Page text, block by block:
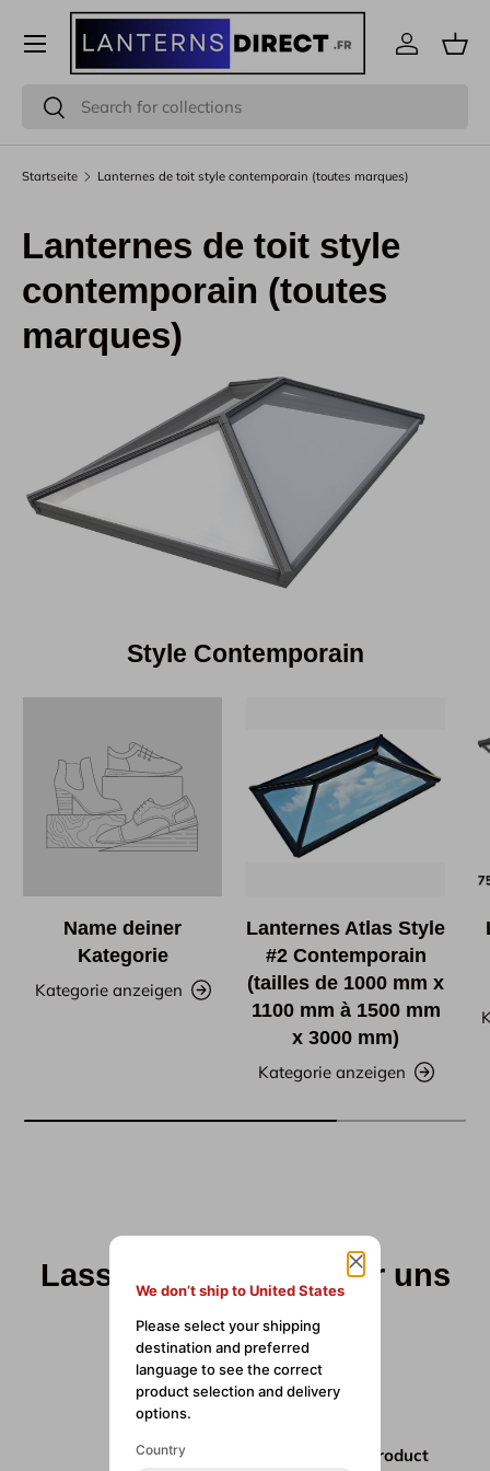
Direkt zum Inhalt
Suchen
Suchen
Einloggen
Menü
Startseite Lanternes de toit style contemporain (toutes marques)
Lanternes de toit style
contemporain (toutes
marques)
Style Contemporain
Name deiner
Kategorie
Kategorie anzeigen
Lanternes Atlas Style
#2 Contemporain
(tailles de 1000 mm x
1100 mm à 1500 mm
x 3000 mm)
Kategorie anzeigen
Lassen Sie Kunden für uns
sprechen
aus 245 Bewertungen
Quick delivery fantastic product
We don’t ship to United States
Please select your shipping
destination and preferred
language to see the correct
product selection and delivery
options.
Country